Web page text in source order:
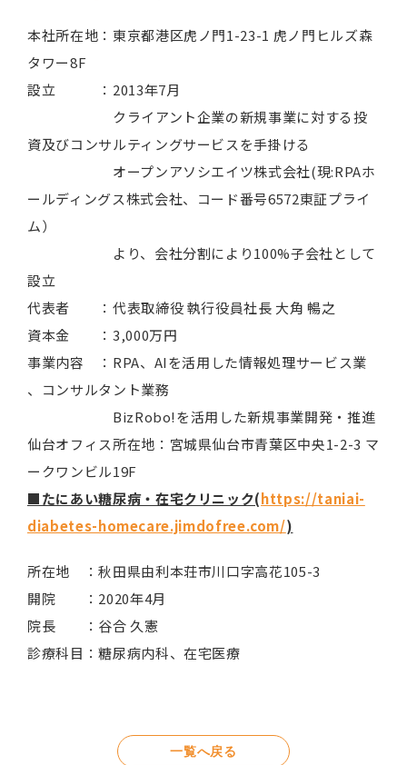
本社所在地：東京都港区虎ノ門1-23-1 虎ノ門ヒルズ森
タワー8F
設立 ：2013年7月
クライアント企業の新規事業に対する投
資及びコンサルティングサービスを手掛ける
オープンアソシエイツ株式会社(現:RPAホ
ールディングス株式会社、コード番号6572東証プライ
ム）
より、会社分割により100%子会社として
設立
代表者 ：代表取締役 執行役員社長 大角 暢之
資本金 ：3,000万円
事業内容 ：RPA、AIを活用した情報処理サービス業
、コンサルタント業務
BizRobo!を活用した新規事業開発・推進
仙台オフィス所在地：宮城県仙台市青葉区中央1-2-3 マ
ークワンビル19F
■たにあい糖尿病・在宅クリニック(https://taniai-
diabetes-homecare.jimdofree.com/)
所在地 ：秋田県由利本荘市川口字高花105-3
開院 ：2020年4月
院長 ：谷合 久憲
診療科目：糖尿病内科、在宅医療
一覧へ戻る